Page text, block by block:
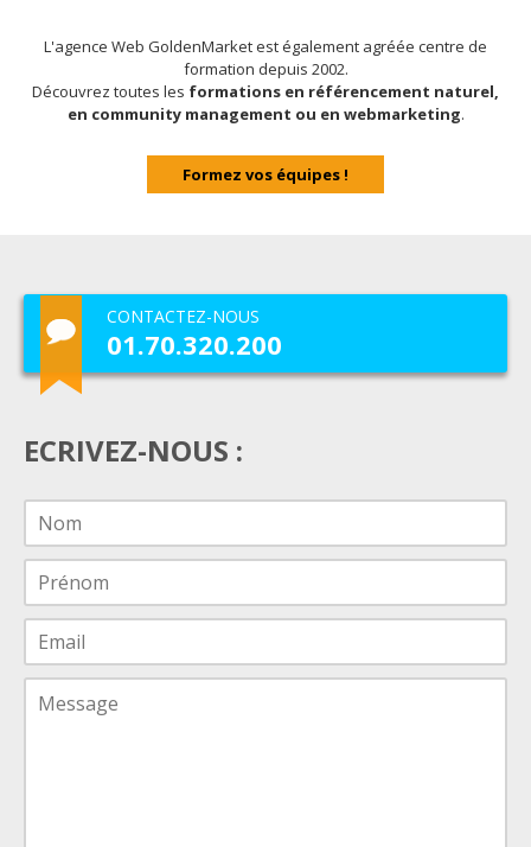
L'agence Web GoldenMarket est également agréée centre de
formation depuis 2002.
Découvrez toutes les formations en référencement naturel,
en community management ou en webmarketing.
Formez vos équipes !
CONTACTEZ-NOUS
01.70.320.200
ECRIVEZ-NOUS :